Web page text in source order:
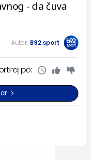
- da čuva
Autor: B92.sport
po: